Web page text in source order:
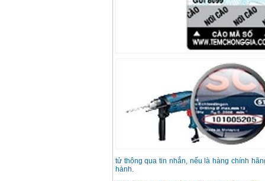
tử thông qua tin nhắn, nếu là hàng chính
hành.